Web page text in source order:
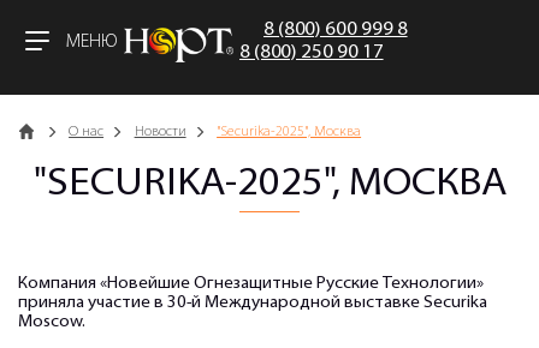
МЕНЮ
8 (800) 600 999 8
8 (800) 250 90 17
Главная О нас Новости "Securika-2025", Москва
"SECURIKA-2025", МОСКВА
Компания «Новейшие Огнезащитные Русские Технологии»
приняла участие в 30-й Международной выставке Securika
Moscow.